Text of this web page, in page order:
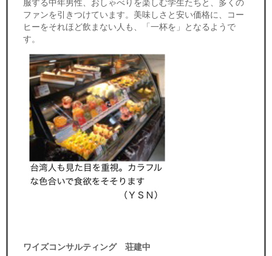
服する中年男性、おしゃべりを楽しむ学生たちと、多くの
ファンを引きつけています。美味しさと安い価格に、コー
ヒーをそれほど飲まない人も、「一杯を」となるようで
す。
ワイズコンサルティング 荘建中